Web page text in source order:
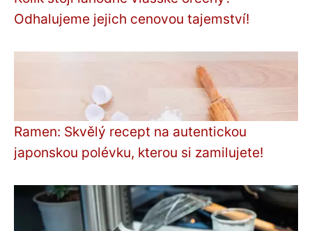
Odhalujeme jejich cenovou tajemství!
Ramen: Skvělý recept na autentickou
japonskou polévku, kterou si zamilujete!